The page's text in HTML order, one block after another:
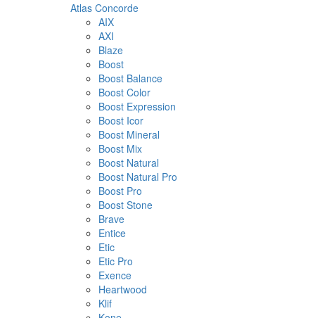
Atlas Concorde
AIX
AXI
Blaze
Boost
Boost Balance
Boost Color
Boost Expression
Boost Icor
Boost Mineral
Boost Mix
Boost Natural
Boost Natural Pro
Boost Pro
Boost Stone
Brave
Entice
Etic
Etic Pro
Exence
Heartwood
Klif